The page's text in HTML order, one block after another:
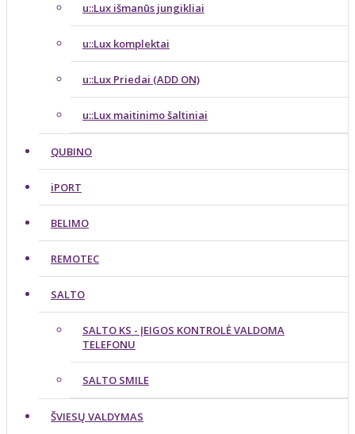
u::Lux išmanūs jungikliai
u::Lux komplektai
u::Lux Priedai (ADD ON)
u::Lux maitinimo šaltiniai
QUBINO
iPORT
BELIMO
REMOTEC
SALTO
SALTO KS - ĮEIGOS KONTROLĖ VALDOMA
TELEFONU
SALTO SMILE
ŠVIESŲ VALDYMAS